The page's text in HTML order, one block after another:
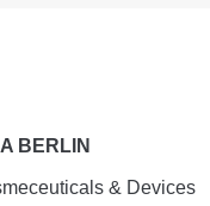
BERLIN
& Devices